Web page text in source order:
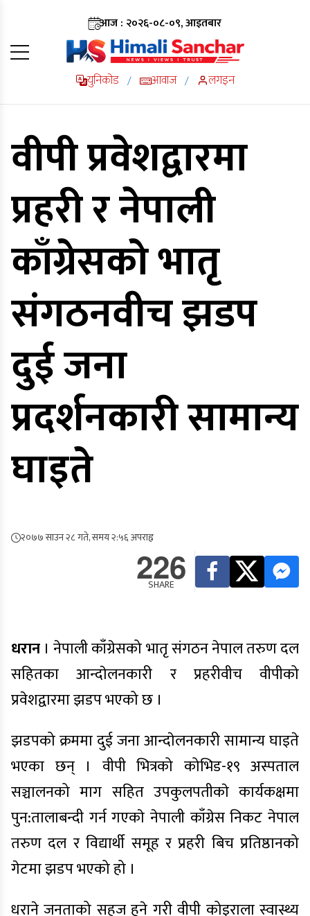
आज : २०२६-०८-०९, आइतबार
युनिकोड / आवाज / लगइन
वीपी प्रवेशद्वारमा
प्रहरी र नेपाली
काँग्रेसको भातृ
संगठनवीच झडप
दुई जना
प्रदर्शनकारी सामान्य
घाइते
२०७७ साउन २८ गते, समय २:५६ अपराह्न
226
SHARE
धरान । नेपाली काँग्रेसको भातृ संगठन नेपाल तरुण दल
सहितका आन्दाेलनकारी र प्रहरीवीच वीपीको
प्रवेशद्वारमा झडप भएको छ ।
झडपको क्रममा दुई जना आन्दाेलनकारी सामान्य घाइते
भएका छन् । वीपी भित्रको कोभिड-१९ अस्पताल
सञ्चालनको माग सहित उपकुलपतीकाे कार्यकक्षमा
पुन:तालाबन्दी गर्न गएकाे नेपाली काँग्रेस निकट नेपाल
तरुण दल र विद्यार्थी समूह र प्रहरी बिच प्रतिष्ठानको
गेटमा झडप भएको हो ।
धराने जनताको सहज हुने गरी वीपी कोइराला स्वास्थ्य